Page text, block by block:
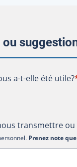
ou
a-t-elle été
a-t-elle été utile?
transmettre
Prenez note